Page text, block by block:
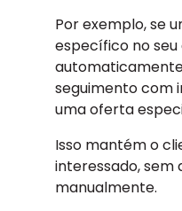
Por exemplo, se
específico no
seguimento com
uma oferta
Isso mantém o
interessado, sem
manualmente.